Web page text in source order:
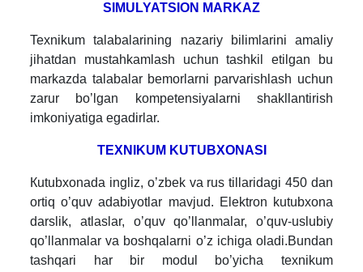
SIMULYATSION MARKAZ
Texnikum talabalarining nazariy bilimlarini amaliy
jihatdan mustahkamlash uchun tashkil etilgan bu
markazda talabalar bemorlarni parvarishlash uchun
zarur bo’lgan kompetensiyalarni shakllantirish
imkoniyatiga egadirlar.
TEXNIKUM KUTUBXONASI
Кutubxonada ingliz, o’zbek va rus tillaridagi 450 dan
ortiq o’quv adabiyotlar mavjud. Elektron kutubxona
darslik, atlaslar, o’quv qo’llanmalar, o’quv-uslubiy
qo’llanmalar va boshqalarni o’z ichiga oladi.Bundan
tashqari har bir modul bo’yicha texnikum